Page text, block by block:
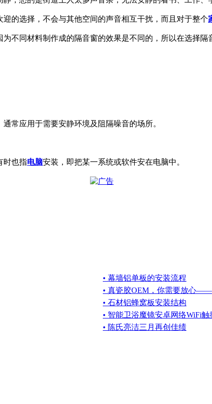
的选择，不会与其他空间的声音相互干扰，而且对于整个
不同材料制作成的隔音窗的效果是不同的，所以在选择
常应用于需要安静环境及阻隔噪音的场所。
时也指电脑安装，即把某一系统或软件安在电脑中。
• 幕墙铝单板的安装流程
• 真瓷胶OEM，你需要放心
• 石材铝蜂窝板安装结构
• 智能卫浴魔镜安卓网络WiFi
• 陈氏亮洁三月再创佳绩